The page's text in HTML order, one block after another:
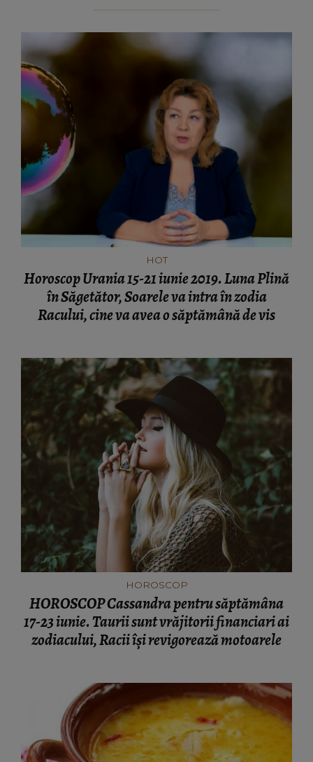
HOT
Horoscop Urania 15-21 iunie 2019. Luna Plină
în Săgetător, Soarele va intra în zodia
Racului, cine va avea o săptămână de vis
HOROSCOP
HOROSCOP Cassandra pentru săptămâna
17-23 iunie. Taurii sunt vrăjitorii financiari ai
zodiacului, Racii își revigorează motoarele